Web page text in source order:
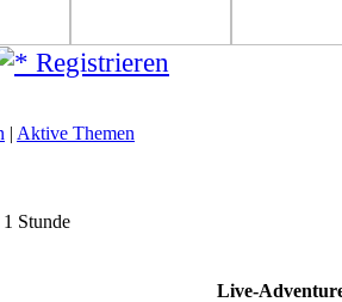
Registrieren
| Aktive Themen
Stunde
Live-